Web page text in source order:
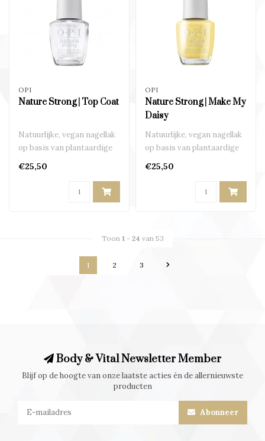
OPI
Nature Strong | Top Coat
Natuurlijke, vegan nagellak
op basis van plantaardige
ingrediënten..
€25,50
OPI
Nature Strong | Make My
Daisy
Natuurlijke, vegan nagellak
op basis van plantaardige
ingrediënten..
€25,50
Toon 1- 24 van 53
1 2 3
Body & Vital Newsletter Member
Blijf op de hoogte van onze laatste acties én de allernieuwste
producten
Abonneer